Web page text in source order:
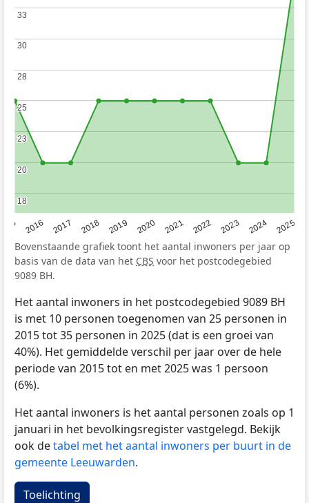
2016 2017 2018 2019 2020 2021 2022 2023 2024 2025
18
18
20
20
23
23
25
25
28
28
30
30
33
33
Bovenstaande grafiek toont het aantal inwoners per jaar op
basis van de data van het CBS voor het postcodegebied
9089 BH.
Het aantal inwoners in het postcodegebied 9089 BH
is met 10 personen toegenomen van 25 personen in
2015 tot 35 personen in 2025 (dat is een groei van
40%). Het gemiddelde verschil per jaar over de hele
periode van 2015 tot en met 2025 was 1 persoon
(6%).
Het aantal inwoners is het aantal personen zoals op 1
januari in het bevolkingsregister vastgelegd. Bekijk
ook detabel met het aantal inwoners per buurt in de
gemeente Leeuwarden.
Toelichting